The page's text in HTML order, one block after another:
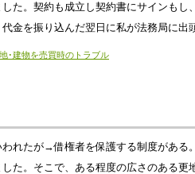
た。契約も成立し契約書にサインも
金を振り込んだ翌日に私が法務局に
･建物を売買時のトラブル
れたが→借権者を保護する制度があ
た。そこで、ある程度の広さのある